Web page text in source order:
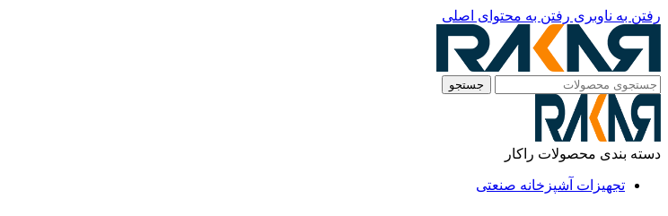
رفتن به ناوبری رفتن به محتوای اصلی
جستجو
دسته بندی محصولات راکار
تجهیزات آشپزخانه صنعتی